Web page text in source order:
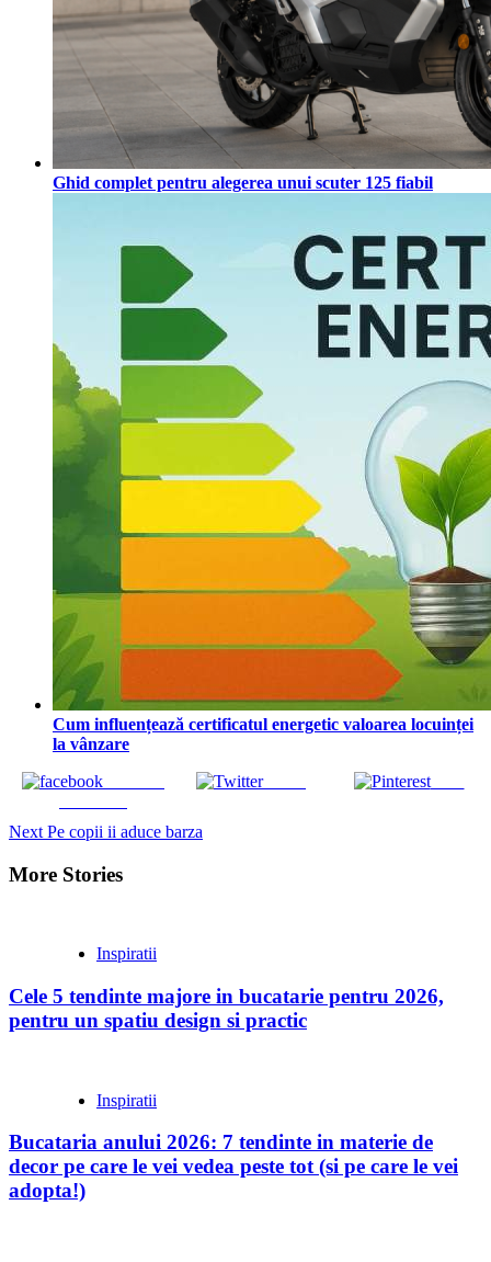
Ghid complet pentru alegerea unui scuter 125 fiabil
Cum influențează certificatul energetic valoarea locuinței
la vânzare
Tweet Save
Continue
Reading
Next Pe copii ii aduce barza
More Stories
Inspiratii
Cele 5 tendinte majore in bucatarie pentru 2026,
pentru un spatiu design si practic
Inspiratii
Bucataria anului 2026: 7 tendinte in materie de
decor pe care le vei vedea peste tot (si pe care le vei
adopta!)